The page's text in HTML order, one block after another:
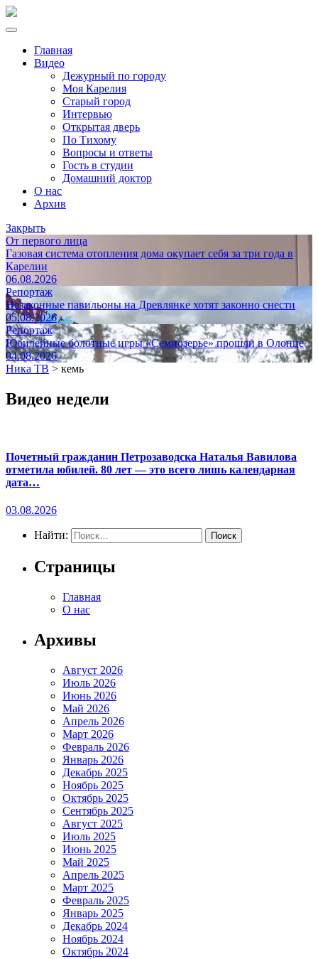
Главная
Видео
Дежурный по городу
Моя Карелия
Старый город
Интервью
Открытая дверь
По Тихому
Вопросы и ответы
Гость в студии
Домашний доктор
О нас
Архив
Закрыть
От первого лица
Газовая система отопления дома окупает себя за три года в
Карелии
06.08.2026
Репортаж
Незаконные павильоны на Древлянке хотят законно снести
05.08.2026
Репортаж
Юбилейные болотные игры «Семиозерье» прошли в Олонце
04.08.2026
Ника ТВ > кемь
Видео недели
Почетный гражданин Петрозаводска Наталья Вавилова
отметила юбилей. 80 лет — это всего лишь календарная
дата…
03.08.2026
Найти:
Страницы
Главная
О нас
Архивы
Август 2026
Июль 2026
Июнь 2026
Май 2026
Апрель 2026
Март 2026
Февраль 2026
Январь 2026
Декабрь 2025
Ноябрь 2025
Октябрь 2025
Сентябрь 2025
Август 2025
Июль 2025
Июнь 2025
Май 2025
Апрель 2025
Март 2025
Февраль 2025
Январь 2025
Декабрь 2024
Ноябрь 2024
Октябрь 2024